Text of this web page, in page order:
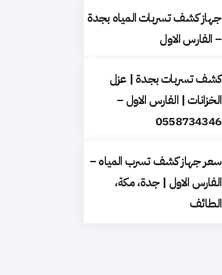
جهاز كشف تسربات المياه بجدة
– الفارس الاول
كشف تسربات بجدة | عزل
الخزانات | الفارس الاول –
0558734346
سعر جهاز كشف تسرب المياه –
الفارس الاول | جدة، مكة،
الطائف